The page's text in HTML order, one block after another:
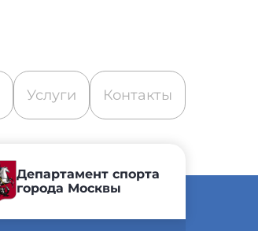
Услуги Контакты
Департамент спорта
города Москвы